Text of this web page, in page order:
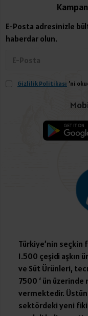
E-Posta adresinizle
haberdar olun.
Gizlilik Politikası 'ni
Türkiye’nin seçkin
1.500 çeşidi aşkın
ve Süt Ürünleri,
7500 ‘ ün
vermektedir.
sektördeki yeni